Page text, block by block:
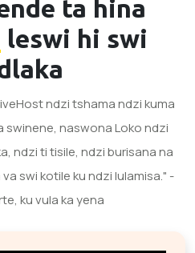
ta hina
leswi hi swi
ndzi tshama ndzi kuma
swinene, naswona Loko ndzi
ndzi ti tisile, ndzi burisana na
swi kotile ku ndzi lulamisa." -
ku vula ka yena